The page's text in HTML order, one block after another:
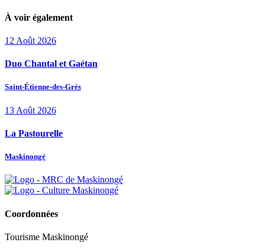
À voir également
12 Août 2026
Duo Chantal et Gaétan
Saint-Étienne-des-Grès
13 Août 2026
La Pastourelle
Maskinongé
Coordonnées
Tourisme Maskinongé